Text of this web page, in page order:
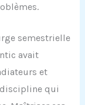
semestrielle
avait
et
qui